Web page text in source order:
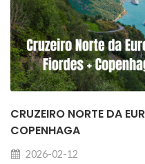
CRUZEIRO NORTE DA
COPENHAGA
2026-02-12